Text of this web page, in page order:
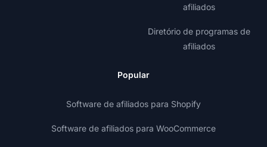
afiliados
Diretório de programas de
afiliados
Popular
Software de afiliados para Shopify
Software de afiliados para WooCommerce